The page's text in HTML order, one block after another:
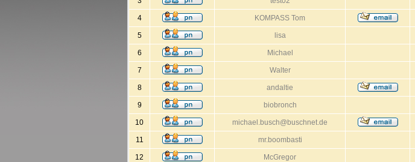
4 KOMPASS Tom
5 lisa
6 Michael
7 Walter
8 andaltie
9 biobronch
10 michael.busch@buschnet.de
11 mr.boombasti
12 McGregor